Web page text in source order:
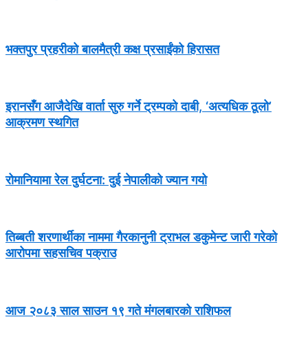
भक्तपुर प्रहरीको बालमैत्री कक्ष प्रसाईंको हिरासत
इरानसँग आजैदेखि वार्ता सुरु गर्ने ट्रम्पको दाबी, ‘अत्यधिक ठूलो’
आक्रमण स्थगित
रोमानियामा रेल दुर्घटना: दुई नेपालीको ज्यान गयो
तिब्बती शरणार्थीका नाममा गैरकानुनी ट्राभल डकुमेन्ट जारी गरेको
आरोपमा सहसचिव पक्राउ
आज २०८३ साल साउन १९ गते मंगलबारको राशिफल